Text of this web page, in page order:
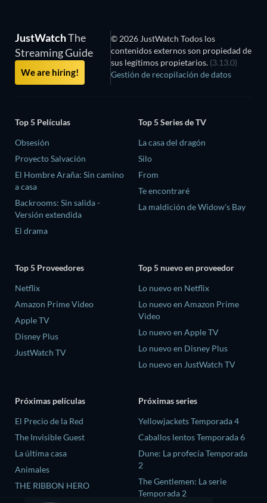
JustWatchThe
Streaming Guide
We are hiring!
© 2026 JustWatch Todos los
contenidos externos son propiedad de
sus legítimos propietarios. (3.13.0)
Gestión de recopilación de datos
Top 5 Películas
Obsesión
Proyecto Salvación
El Hombre Araña: Sin camino
a casa
Backrooms: Sin salida -
Versión extendida
El drama
Top 5 Series de TV
La casa del dragón
Silo
From
Te encontraré
La maldición de Widow's Bay
Top 5 Proveedores
Netflix
Amazon Prime Video
Apple TV
Disney Plus
JustWatch TV
Top 5 nuevo en proveedor
Lo nuevo en Netflix
Lo nuevo en Amazon Prime
Video
Lo nuevo en Apple TV
Lo nuevo en Disney Plus
Lo nuevo en JustWatch TV
Próximas películas
El Precio de la Red
The Invisible Guest
La última casa
Animales
THE RIBBON HERO
Próximas series
Yellowjackets Temporada 4
Caballos lentos Temporada 6
Dune: La profecía Temporada
2
The Gentlemen: La serie
Temporada 2